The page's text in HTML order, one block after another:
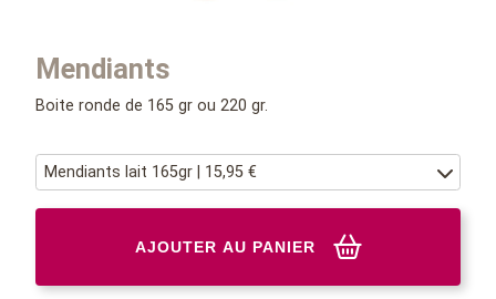
Mendiants
Boite ronde de 165 gr ou 220 gr.
Mendiants lait 165gr | 15,95 €
AJOUTER AU PANIER